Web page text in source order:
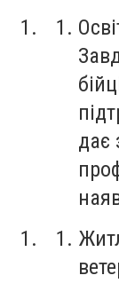
дає